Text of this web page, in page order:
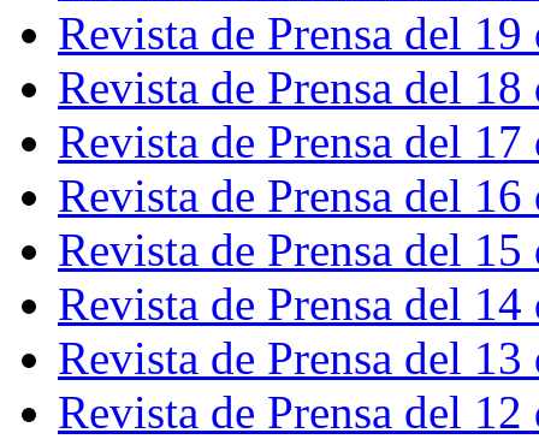
Revista de Prensa del
Revista de Prensa del
Revista de Prensa del
Revista de Prensa del
Revista de Prensa del
Revista de Prensa del
Revista de Prensa del
Revista de Prensa del